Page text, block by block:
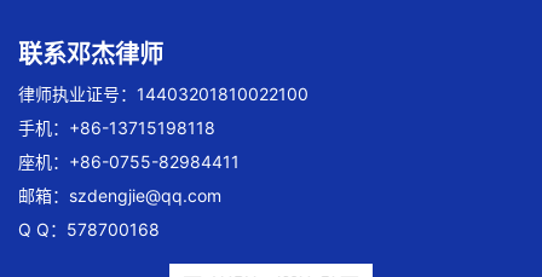
联系邓杰律师
律师执业证号：14403201810022100
手机：+86-13715198118
座机：+86-0755-82984411
邮箱： szdengjie@qq.com
Q Q：578700168